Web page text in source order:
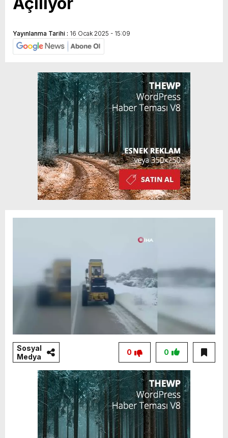
Yayınlanma Tarihi : 16 Ocak 2025 - 15:09
Sosyal
Medya
0
0